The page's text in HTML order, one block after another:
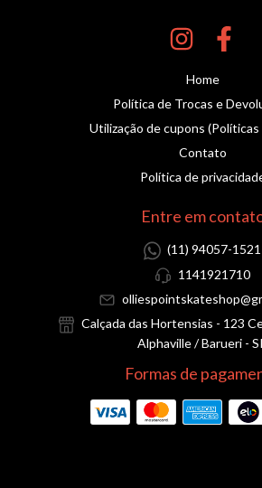
Home
Política de Trocas e
Utilização de cupons (Políticas
Contato
Política de
Entre em
(11) 94057-1521
1141921710
Calçada das Hortensias - 123
Alphaville / Barueri -
Formas de